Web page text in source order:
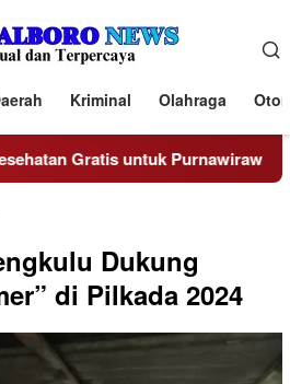
Kriminal Olahraga
Gratis untuk Purnawirawan
Dukung
di Pilkada 2024